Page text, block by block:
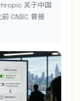
关于中国
CNBC 曾报